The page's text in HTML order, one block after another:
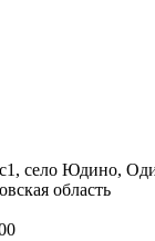
село Юдино,
область